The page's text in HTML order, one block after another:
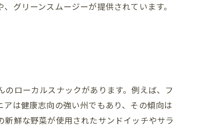
グリーンスムージーが提供されています。
ローカルスナックがあります。例えば、フ
は健康志向の強い州でもあり、その傾向は
鮮な野菜が使用されたサンドイッチやサラ